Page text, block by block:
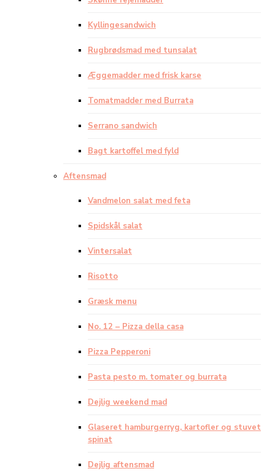
Kyllingesandwich
Rugbrødsmad med tunsalat
Æggemadder med frisk karse
Tomatmadder med Burrata
Serrano sandwich
Bagt kartoffel med fyld
Aftensmad
Vandmelon salat med feta
Spidskål salat
Vintersalat
Risotto
Græsk menu
No. 12 – Pizza della casa
Pizza Pepperoni
Pasta pesto m. tomater og burrata
Dejlig weekend mad
Glaseret hamburgerryg, kartofler og stuvet
spinat
Dejlig aftensmad